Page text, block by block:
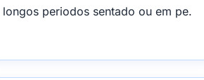
longos periodos sentado ou em pe.